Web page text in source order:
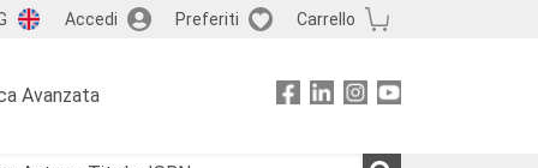
Accedi Preferiti Carrello
Avanzata